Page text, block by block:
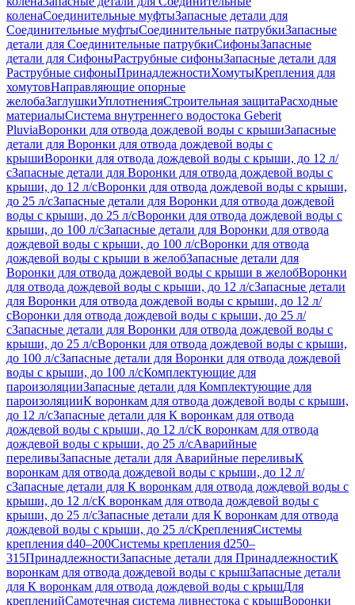
коленаСоединительные муфтыЗапасные детали для
Соединительные муфтыСоединительные патрубкиЗапасные
детали для Соединительные патрубкиСифоныЗапасные
детали для СифоныРаструбные сифоныЗапасные детали для
Раструбные сифоныПринадлежностиХомутыКрепления для
хомутовНаправляющие опорные
желобаЗаглушкиУплотненияСтроительная защитаРасходные
материалыСистема внутреннего водостока Geberit
PluviaВоронки для отвода дождевой воды с крышиЗапасные
детали для Воронки для отвода дождевой воды с
крышиВоронки для отвода дождевой воды с крыши, до 12 л/
сЗапасные детали для Воронки для отвода дождевой воды с
крыши, до 12 л/сВоронки для отвода дождевой воды с крыши,
до 25 л/сЗапасные детали для Воронки для отвода дождевой
воды с крыши, до 25 л/сВоронки для отвода дождевой воды с
крыши, до 100 л/сЗапасные детали для Воронки для отвода
дождевой воды с крыши, до 100 л/сВоронки для отвода
дождевой воды с крыши в желобЗапасные детали для
Воронки для отвода дождевой воды с крыши в желобВоронки
для отвода дождевой воды с крыши, до 12 л/сЗапасные детали
для Воронки для отвода дождевой воды с крыши, до 12 л/
сВоронки для отвода дождевой воды с крыши, до 25 л/
сЗапасные детали для Воронки для отвода дождевой воды с
крыши, до 25 л/сВоронки для отвода дождевой воды с крыши,
до 100 л/сЗапасные детали для Воронки для отвода дождевой
воды с крыши, до 100 л/сКомплектующие для
пароизоляцииЗапасные детали для Комплектующие для
пароизоляцииК воронкам для отвода дождевой воды с крыши,
до 12 л/сЗапасные детали для К воронкам для отвода
дождевой воды с крыши, до 12 л/сК воронкам для отвода
дождевой воды с крыши, до 25 л/сАварийные
переливыЗапасные детали для Аварийные переливыК
воронкам для отвода дождевой воды с крыши, до 12 л/
сЗапасные детали для К воронкам для отвода дождевой воды с
крыши, до 12 л/сК воронкам для отвода дождевой воды с
крыши, до 25 л/сЗапасные детали для К воронкам для отвода
дождевой воды с крыши, до 25 л/сКрепленияСистемы
крепления d40–200Системы крепления d250–
315ПринадлежностиЗапасные детали для ПринадлежностиК
воронкам для отвода дождевой воды с крышЗапасные детали
для К воронкам для отвода дождевой воды с крышДля
крепленийСамотечная система ливнестока с крышВоронки